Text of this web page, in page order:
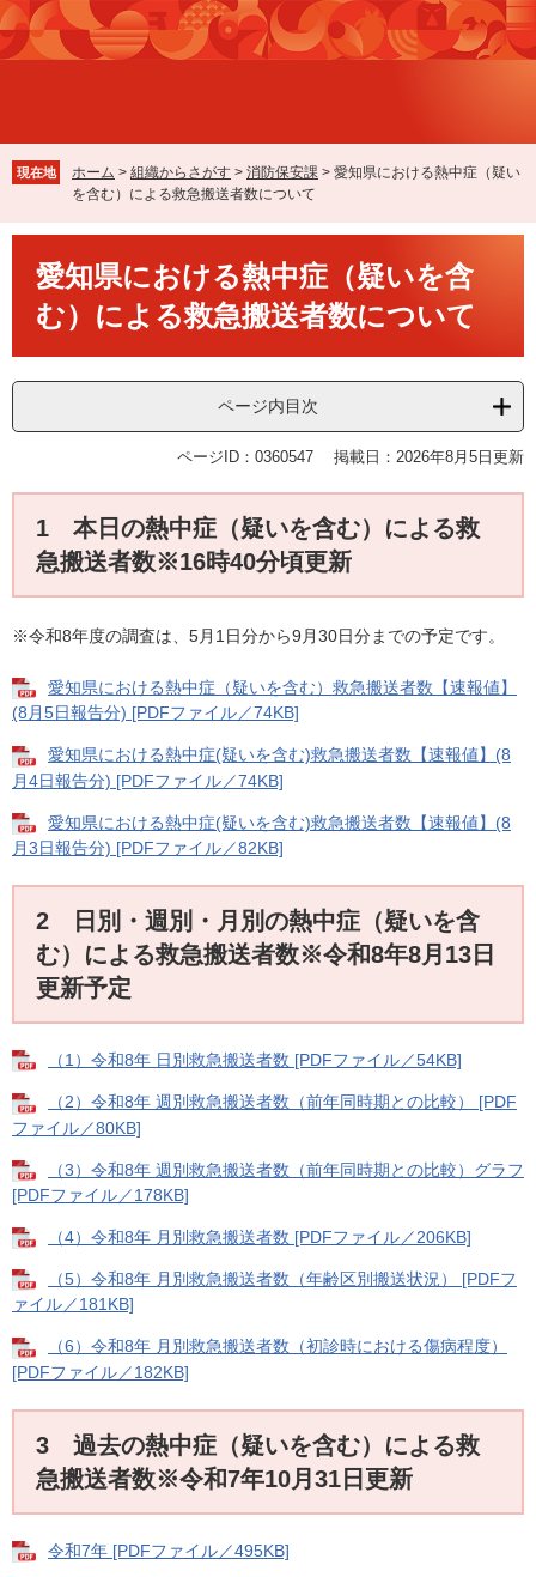
ペ
ー
ジ
で
す
メ
ニ
ュ
ば
し
本
現在地 ホーム > 組織からさがす > 消防保安課 > 愛知県における熱中症（疑い
を含む）による救急搬送者数について
愛知県における熱中症（疑いを含
む）による救急搬送者数について
ページ内目次
ページID：0360547 掲載日：2026年8月5日更新
1 本日の熱中症（疑いを含む）による救
急搬送者数※16時40分頃更新
※令和8年度の調査は、5月1日分から9月30日分までの予定です。
愛知県における熱中症（疑いを含む）救急搬送者数【速報値】
(8月5日報告分) [PDFファイル／74KB]
愛知県における熱中症(疑いを含む)救急搬送者数【速報値】(8
月4日報告分) [PDFファイル／74KB]
愛知県における熱中症(疑いを含む)救急搬送者数【速報値】(8
月3日報告分) [PDFファイル／82KB]
2 日別・週別・月別の熱中症（疑いを含
む）による救急搬送者数※令和8年8月13日
更新予定
（1）令和8年 日別救急搬送者数 [PDFファイル／54KB]
（2）令和8年 週別救急搬送者数（前年同時期との比較） [PDF
ファイル／80KB]
（3）令和8年 週別救急搬送者数（前年同時期との比較）グラフ
[PDFファイル／178KB]
（4）令和8年 月別救急搬送者数 [PDFファイル／206KB]
（5）令和8年 月別救急搬送者数（年齢区別搬送状況） [PDFフ
ァイル／181KB]
（6）令和8年 月別救急搬送者数（初診時における傷病程度）
[PDFファイル／182KB]
3 過去の熱中症（疑いを含む）による救
急搬送者数※令和7年10月31日更新
令和7年 [PDFファイル／495KB]